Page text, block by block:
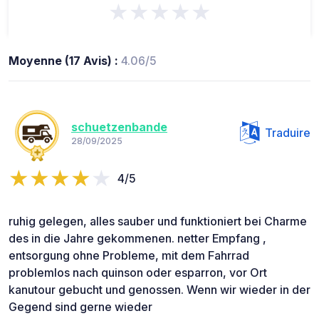
★★★★★
Moyenne (17 Avis) : 4.06/5
schuetzenbande
28/09/2025
Traduire
4/5
ruhig gelegen, alles sauber und funktioniert bei Charme
des in die Jahre gekommenen. netter Empfang ,
entsorgung ohne Probleme, mit dem Fahrrad
problemlos nach quinson oder esparron, vor Ort
kanutour gebucht und genossen. Wenn wir wieder in der
Gegend sind gerne wieder